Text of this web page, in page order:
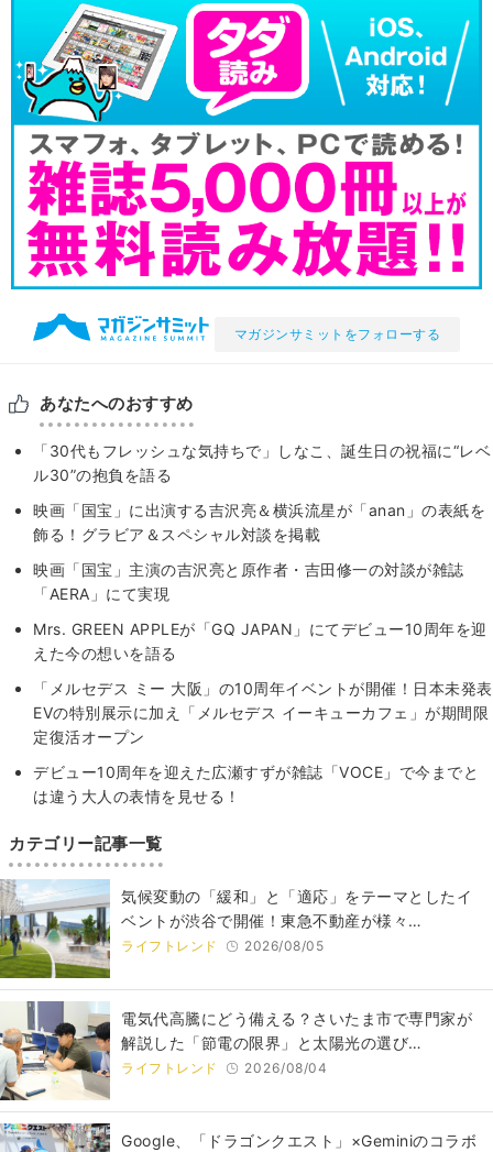
マガジンサミットをフォローする
あなたへのおすすめ
「30代もフレッシュな気持ちで」しなこ、誕生日の祝福に“レベ
ル30”の抱負を語る
映画「国宝」に出演する吉沢亮＆横浜流星が「anan」の表紙を
飾る！グラビア＆スペシャル対談を掲載
映画「国宝」主演の吉沢亮と原作者・吉田修一の対談が雑誌
「AERA」にて実現
Mrs. GREEN APPLEが「GQ JAPAN」にてデビュー10周年を迎
えた今の想いを語る
「メルセデス ミー 大阪」の10周年イベントが開催！日本未発表
EVの特別展示に加え「メルセデス イーキューカフェ」が期間限
定復活オープン
デビュー10周年を迎えた広瀬すずが雑誌「VOCE」で今までと
は違う大人の表情を見せる！
カテゴリー記事一覧
気候変動の「緩和」と「適応」をテーマとしたイ
ベントが渋谷で開催！東急不動産が様々…
ライフトレンド 2026/08/05
電気代高騰にどう備える？さいたま市で専門家が
解説した「節電の限界」と太陽光の選び…
ライフトレンド 2026/08/04
Google、「ドラゴンクエスト」×Geminiのコラボ